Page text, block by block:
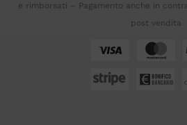
e rimborsati – Pagamento anche in
post vendita